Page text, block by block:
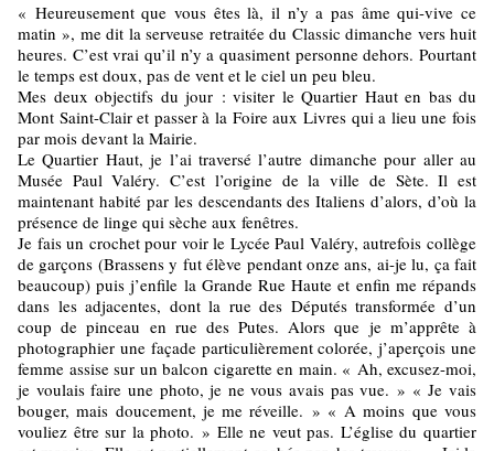
« Heureusement que vous êtes là, il n’y a pas âme qui-vive ce
matin », me dit la serveuse retraitée du Classic dimanche vers huit
heures. C’est vrai qu’il n’y a quasiment personne dehors. Pourtant
le temps est doux, pas de vent et le ciel un peu bleu.
Mes deux objectifs du jour : visiter le Quartier Haut en bas du
Mont Saint-Clair et passer à la Foire aux Livres qui a lieu une fois
par mois devant la Mairie.
Le Quartier Haut, je l’ai traversé l’autre dimanche pour aller au
Musée Paul Valéry. C’est l’origine de la ville de Sète. Il est
maintenant habité par les descendants des Italiens d’alors, d’où la
présence de linge qui sèche aux fenêtres.
Je fais un crochet pour voir le Lycée Paul Valéry, autrefois collège
de garçons (Brassens y fut élève pendant onze ans, ai-je lu, ça fait
beaucoup) puis j’enfile la Grande Rue Haute et enfin me répands
dans les adjacentes, dont la rue des Députés transformée d’un
coup de pinceau en rue des Putes. Alors que je m’apprête à
photographier une façade particulièrement colorée, j’aperçois une
femme assise sur un balcon cigarette en main. « Ah, excusez-moi,
je voulais faire une photo, je ne vous avais pas vue. » « Je vais
bouger, mais doucement, je me réveille. » « A moins que vous
vouliez être sur la photo. » Elle ne veut pas. L’église du quartier